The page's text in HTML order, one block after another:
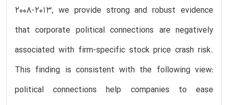
2008-2013, we provide strong and robust evidence
that corporate political connections are negatively
associated with firm-specific stock price crash risk.
This finding is consistent with the following view:
political connections help companies to ease